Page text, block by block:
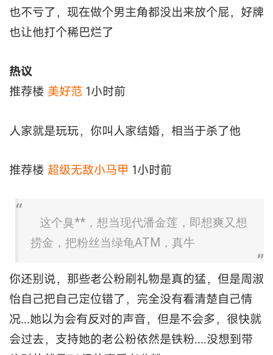
也不亏了，现在做个男主角都没出来放个屁，好牌
也让他打个稀巴烂了
热议
推荐楼 美好范 1小时前
人家就是玩玩，你叫人家结婚，相当于杀了他
推荐楼 超级无敌小马甲 1小时前
这个臭**，想当现代潘金莲，即想爽又想
捞金，把粉丝当绿龟ATM，真牛
你还别说，那些老公粉刷礼物是真的猛，但是周淑
怡自己把自己定位错了，完全没有看清楚自己情
况...她以为会有反对的声音，但是不会多，很快就
会过去，支持她的老公粉依然是铁粉....没想到带